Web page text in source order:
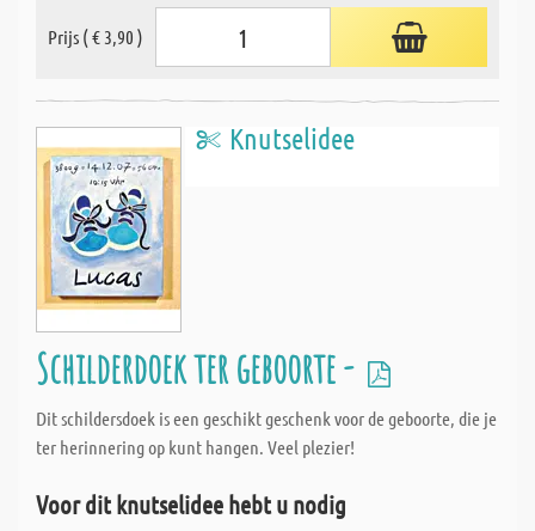
Prijs ( € 3,90 )
Knutselidee
Schilderdoek ter geboorte -
Dit schildersdoek is een geschikt geschenk voor de geboorte, die je
ter herinnering op kunt hangen. Veel plezier!
Voor dit knutselidee hebt u nodig